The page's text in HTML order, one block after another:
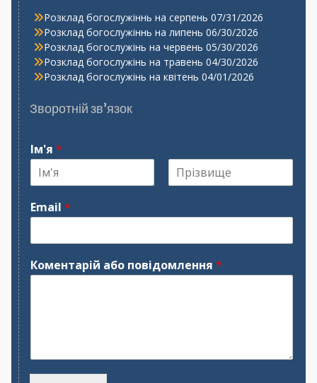
Розклад богослужіннь на серпень 07/31/2026
Розклад богослужіннь на липень 06/30/2026
Розклад богослужінь на червень 05/30/2026
Розклад богослужінь на травень 04/30/2026
Розклад богослужінь на квітень 04/01/2026
Зворотній зв’язок
Ім'я *
м
'
и
е
Email *
Коментарій або повідомлення *